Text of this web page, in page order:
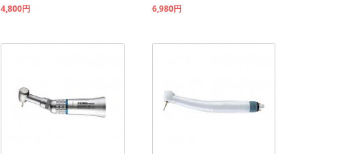
4,800円 6,980円